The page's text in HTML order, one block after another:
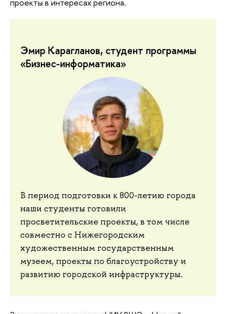
проекты в интересах региона.
Эмир Карагланов, студент программы
«Бизнес-информатика»
В период подготовки к 800-летию города
наши студенты готовили
просветительские проекты, в том числе
совместно с Нижегородским
художественным государственным
музеем, проекты по благоустройству и
развитию городской инфраструктуры.